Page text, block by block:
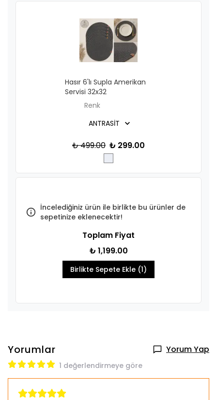
Hasır 6'lı Supla Amerikan
Servisi 32x32
Renk
₺ 499.00 ₺ 299.00
İncelediğiniz ürün ile birlikte bu ürünler de
sepetinize eklenecektir!
Toplam Fiyat
₺ 1,199.00
Birlikte Sepete Ekle (1)
Yorumlar Yorum Yap
1 değerlendirmeye göre